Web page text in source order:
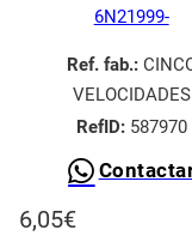
6N21999-
Ref. fab.:
VELOCIDADES
RefID:587970
6,05€